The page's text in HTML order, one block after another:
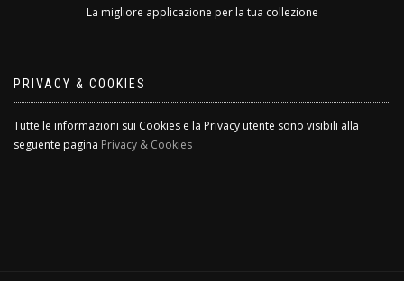
La migliore applicazione per la tua collezione
PRIVACY & COOKIES
Tutte le informazioni sui Cookies e la Privacy utente sono visibili alla
seguente pagina Privacy & Cookies